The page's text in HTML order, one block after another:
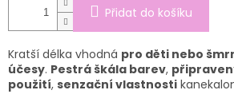
Přidat do košíku
Kratší délka vhodná pro děti nebo
účesy. Pestrá škála barev,
použití, senzační vlastnosti